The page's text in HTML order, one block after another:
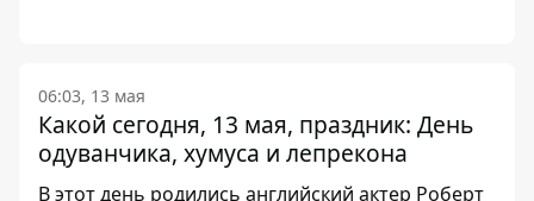
06:03, 13 мая
Какой сегодня, 13 мая, праздник: День
одуванчика, хумуса и лепрекона
В этот день родились английский актер Роберт